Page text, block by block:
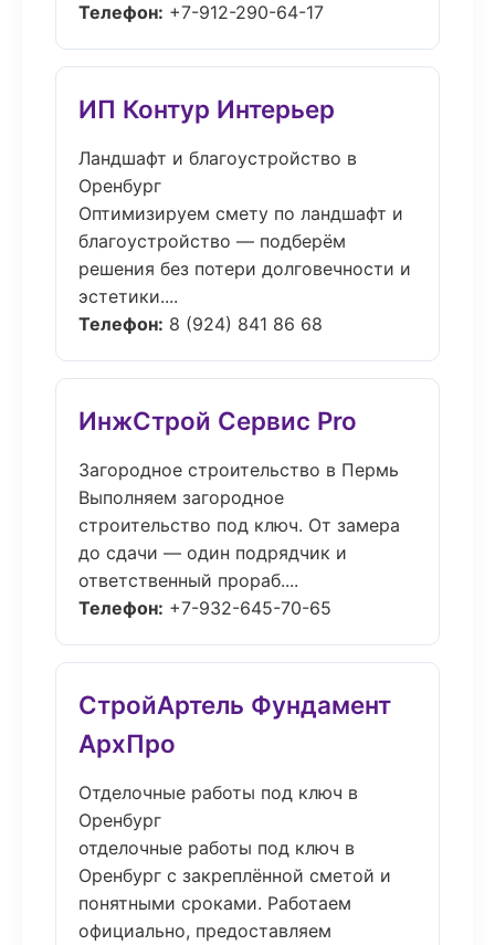
Телефон: +7-912-290-64-17
ИП Контур Интерьер
Ландшафт и благоустройство в
Оренбург
Оптимизируем смету по ландшафт и
благоустройство — подберём
решения без потери долговечности и
эстетики....
Телефон: 8 (924) 841 86 68
ИнжСтрой Сервис Pro
Загородное строительство в Пермь
Выполняем загородное
строительство под ключ. От замера
до сдачи — один подрядчик и
ответственный прораб....
Телефон: +7-932-645-70-65
СтройАртель Фундамент
АрхПро
Отделочные работы под ключ в
Оренбург
отделочные работы под ключ в
Оренбург с закреплённой сметой и
понятными сроками. Работаем
официально, предоставляем